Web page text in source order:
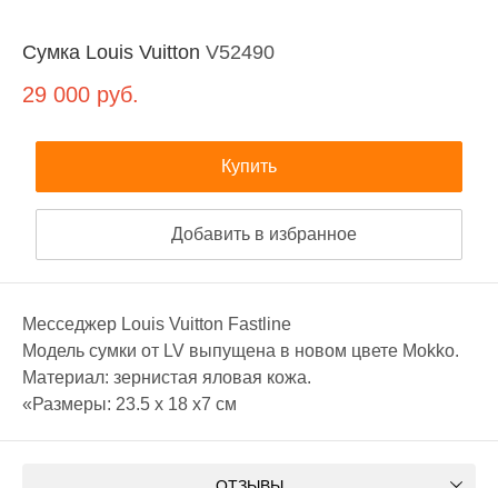
Сумка Louis Vuitton V52490
29 000 руб.
Купить
Добавить в избранное
Месседжер Louis Vuitton Fastline
Модель сумки от LV выпущена в новом цвете Mokko.
Материал: зернистая яловая кожа.
«Размеры: 23.5 х 18 х7 см